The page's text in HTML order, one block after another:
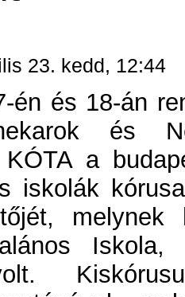
23. kedd, 12:44
én és 18-án
és
a
iskolák